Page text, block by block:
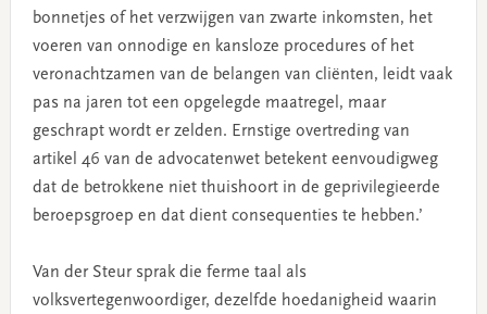
bonnetjes of het verzwijgen van zwarte inkomsten, het
voeren van onnodige en kansloze procedures of het
veronachtzamen van de belangen van cliënten, leidt vaak
pas na jaren tot een opgelegde maatregel, maar
geschrapt wordt er zelden. Ernstige overtreding van
artikel 46 van de advocatenwet betekent eenvoudigweg
dat de betrokkene niet thuishoort in de geprivilegieerde
beroepsgroep en dat dient consequenties te hebben.’
Van der Steur sprak die ferme taal als
volksvertegenwoordiger, dezelfde hoedanigheid waarin